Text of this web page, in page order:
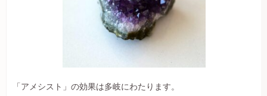
「アメシスト」の効果は多岐にわたります。